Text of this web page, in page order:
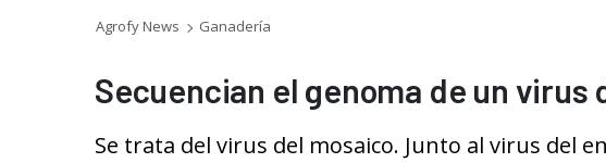
Agrofy News Ganadería
Secuencian el genoma de un virus
Se trata del virus del mosaico. Junto al virus del